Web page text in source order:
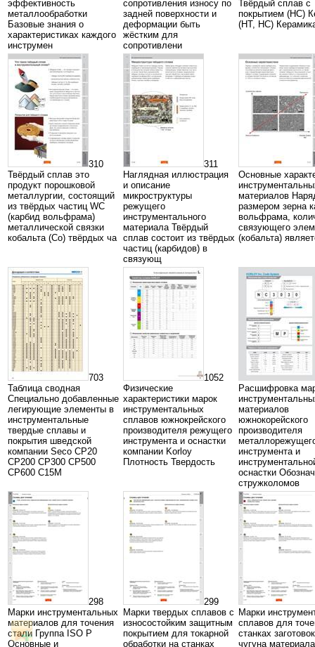
эффективность
металлообработки
Базовые знания о
характеристиках каждого
инструмен
сопротивления износу по
задней поверхности и
деформации быть
жёстким для
сопротивлени
Твёрдый сплав с
покрытием (HC)
(HT, HC)
310
Твёрдый сплав это
продукт порошковой
металлургии, состоящий
из твёрдых частиц WC
(карбид вольфрама)
металлической связки
кобальта (Co) твёрдых ча
311
Наглядная иллюстрация
и описание
микроструктуры
режущего
инструментального
материала Твёрдый
сплав состоит из твёрдых
частиц (карбидов) в
связующ
Основные
материалов
размером зерна
вольфрама,
связующего
(кобальта)
703
Таблица сводная
Специально добавленные
легирующие элементы в
инструментальные
твердые сплавы и
покрытия шведской
компании Seco CP20
CP200 CP300 CP500
CP600 C15M
1052
Физические
характеристики марок
инструментальных
сплавов южнокрейского
производителя режущего
инструмента и оснастки
компании Korloy
Плотность Твердость
Расшифровка
материалов
южнокорейского
производителя
инструмента и
оснастки
стружколомов
298
Марки инструментальных
материалов для точения
стали Группа ISO P
Основные и
299
Марки твердых сплавов с
износостойким защитным
покрытием для токарной
обработки на станках
Марки
сплавов для
станках
чугуна материала